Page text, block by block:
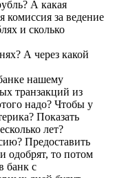
А какая
комиссия за ведение
и сколько
А через какой
нашему
транзакций из
надо? Чтобы у
Показать
лет?
Предоставить
одобрят, то потом
банк с